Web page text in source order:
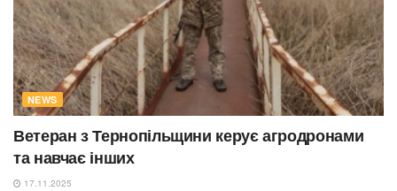
NEWS
Ветеран з Тернопільщини керує агродронами
та навчає інших
17.11.2025